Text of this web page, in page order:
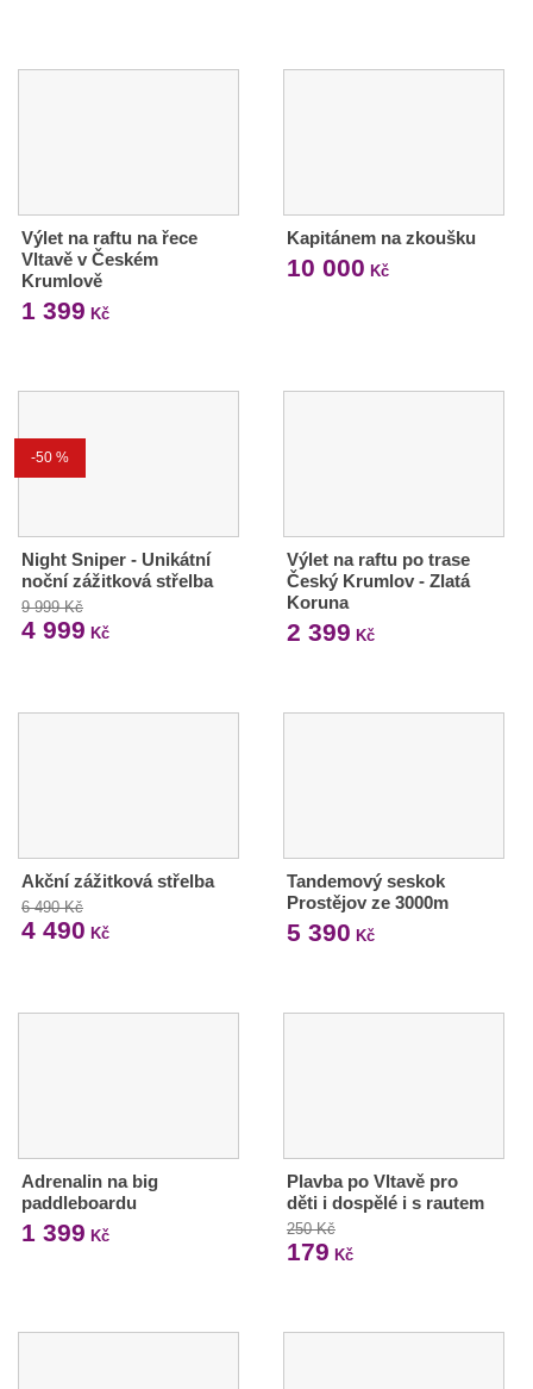
Výlet na raftu na řece
Vltavě v Českém
Krumlově
1 399 Kč
Kapitánem na zkoušku
10 000 Kč
-50 %
Night Sniper - Unikátní
noční zážitková střelba
9 999 Kč
4 999 Kč
Výlet na raftu po trase
Český Krumlov - Zlatá
Koruna
2 399 Kč
Akční zážitková střelba
6 490 Kč
4 490 Kč
Tandemový seskok
Prostějov ze 3000m
5 390 Kč
Adrenalin na big
paddleboardu
1 399 Kč
Plavba po Vltavě pro
děti i dospělé i s rautem
250 Kč
179 Kč